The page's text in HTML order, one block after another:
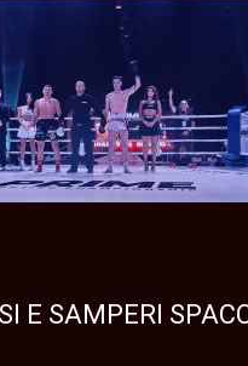
E SAMPERI